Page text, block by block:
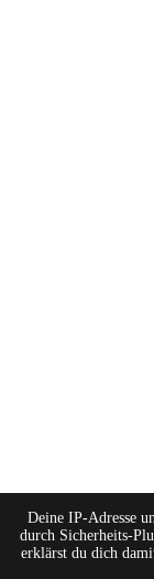
Deine IP-Adresse
durch Sicherheits-
erklärst du dich